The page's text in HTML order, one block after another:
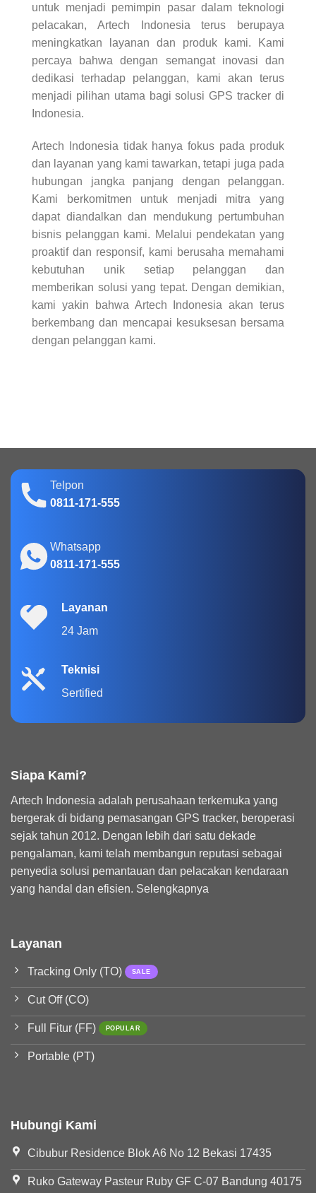
untuk menjadi pemimpin pasar dalam teknologi
pelacakan, Artech Indonesia terus berupaya
meningkatkan layanan dan produk kami. Kami
percaya bahwa dengan semangat inovasi dan
dedikasi terhadap pelanggan, kami akan terus
menjadi pilihan utama bagi solusi GPS tracker di
Indonesia.
Artech Indonesia tidak hanya fokus pada produk
dan layanan yang kami tawarkan, tetapi juga pada
hubungan jangka panjang dengan pelanggan.
Kami berkomitmen untuk menjadi mitra yang
dapat diandalkan dan mendukung pertumbuhan
bisnis pelanggan kami. Melalui pendekatan yang
proaktif dan responsif, kami berusaha memahami
kebutuhan unik setiap pelanggan dan
memberikan solusi yang tepat. Dengan demikian,
kami yakin bahwa Artech Indonesia akan terus
berkembang dan mencapai kesuksesan bersama
dengan pelanggan kami.
Telpon
0811-171-555
Whatsapp
0811-171-555
Layanan
24 Jam
Teknisi
Sertified
Siapa Kami?
Artech Indonesia adalah perusahaan terkemuka yang
bergerak di bidang pemasangan GPS tracker, beroperasi
sejak tahun 2012. Dengan lebih dari satu dekade
pengalaman, kami telah membangun reputasi sebagai
penyedia solusi pemantauan dan pelacakan kendaraan
yang handal dan efisien. Selengkapnya
Layanan
Tracking Only (TO)
Cut Off (CO)
Full Fitur (FF)
Portable (PT)
Hubungi Kami
Cibubur Residence Blok A6 No 12 Bekasi 17435
Ruko Gateway Pasteur Ruby GF C-07 Bandung 40175